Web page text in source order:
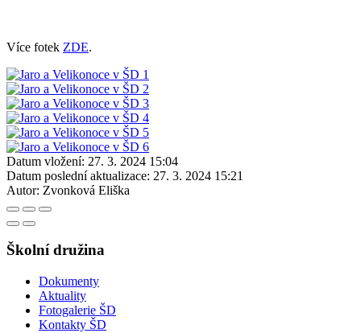
Více fotek ZDE.
Datum vložení: 27. 3. 2024 15:04
Datum poslední aktualizace: 27. 3. 2024 15:21
Autor: Zvonková Eliška
Školní družina
Dokumenty
Aktuality
Fotogalerie ŠD
Kontakty ŠD